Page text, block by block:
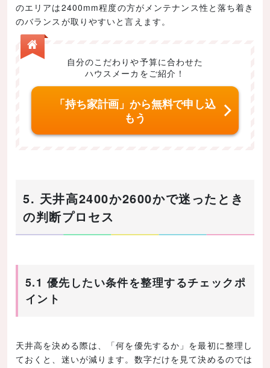
のエリアは2400mm程度の方がメンテナンス性と落ち着き
のバランスが取りやすいと言えます。
自分のこだわりや予算に合わせた
ハウスメーカをご紹介！
「持ち家計画」から無料で申し込
もう
5. 天井高2400か2600かで迷ったとき
の判断プロセス
5.1 優先したい条件を整理するチェックポ
イント
天井高を決める際は、「何を優先するか」を最初に整理し
ておくと、迷いが減ります。数字だけを見て決めるのでは